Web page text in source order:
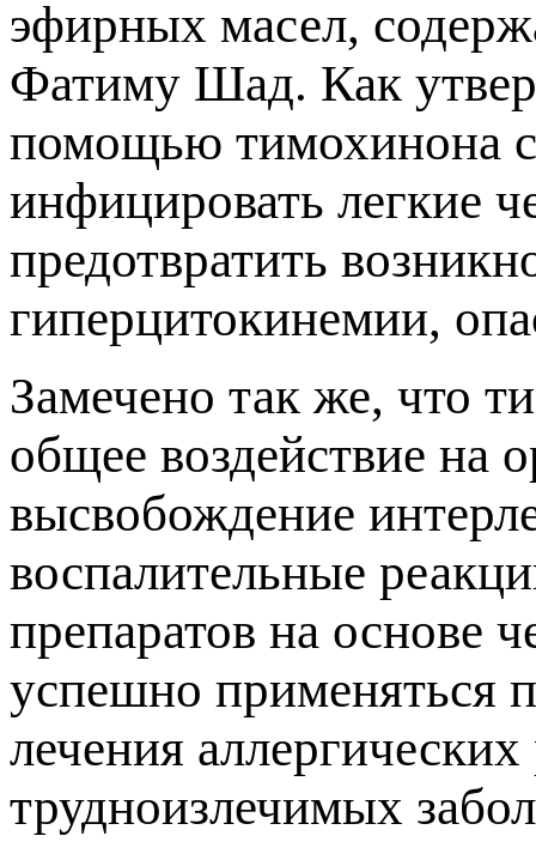
эфирных масел,
Фатиму Шад. Как
помощью тимохинона
инфицировать легкие
предотвратить
гиперцитокинемии,
Замечено так же, что
общее воздействие на
высвобождение
воспалительные
препаратов на основе
успешно применяться
лечения
трудноизлечимых